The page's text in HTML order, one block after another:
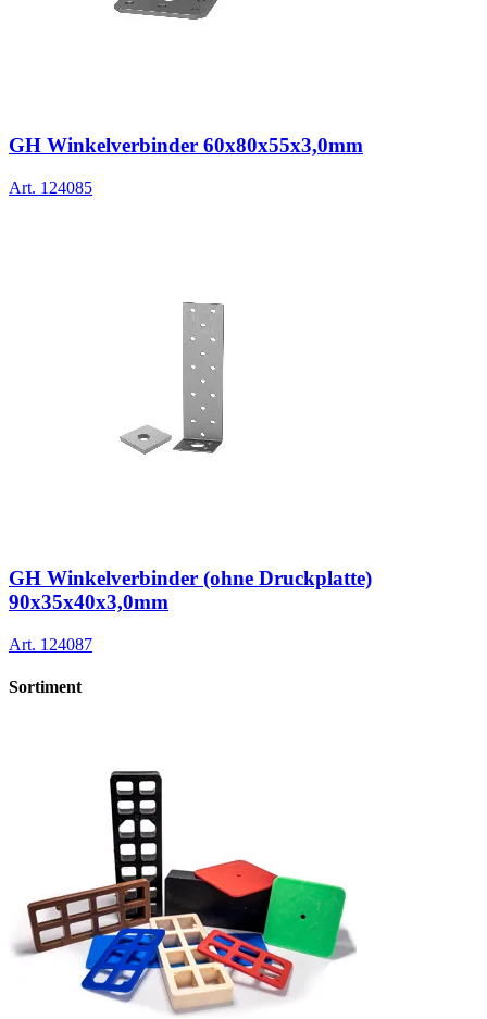
GH Winkelverbinder 60x80x55x3,0mm
Art. 124085
GH Winkelverbinder (ohne Druckplatte)
90x35x40x3,0mm
Art. 124087
Sortiment